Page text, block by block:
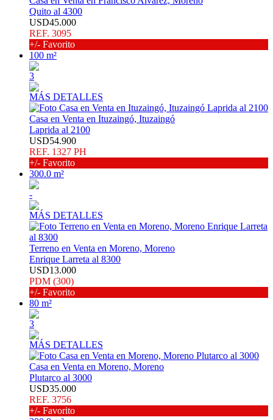
Quito al 4300
USD45.000
REF. 3095
+/- Favorito
100 m²
3
MÁS DETALLES
Casa en Venta en Ituzaingó, Ituzaingó
Laprida al 2100
USD54.900
REF. 1327 PH
+/- Favorito
300.0 m²
-
MÁS DETALLES
Terreno en Venta en Moreno, Moreno
Enrique Larreta al 8300
USD13.000
PDM (300)
+/- Favorito
80 m²
3
MÁS DETALLES
Casa en Venta en Moreno, Moreno
Plutarco al 3000
USD35.000
REF. 3756
+/- Favorito